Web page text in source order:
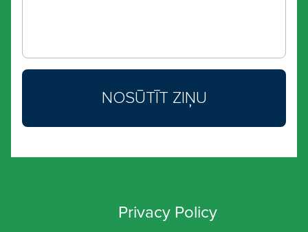
Privacy Policy